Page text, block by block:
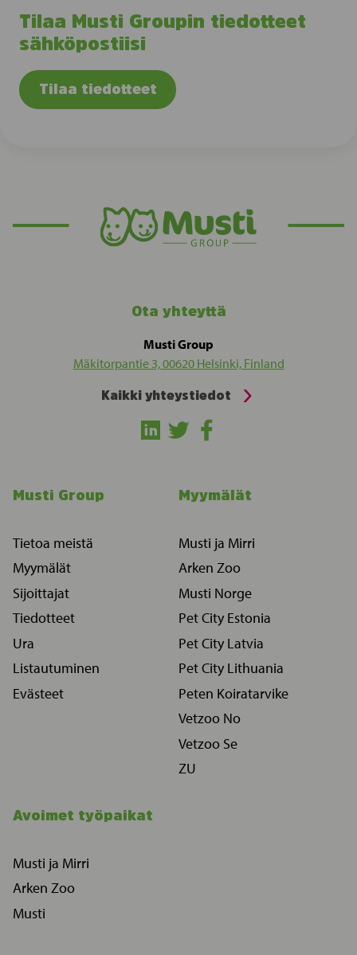
Tilaa Musti Groupin tiedotteet
sähköpostiisi
Tilaa tiedotteet
Ota yhteyttä
Musti Group
Mäkitorpantie 3, 00620 Helsinki, Finland
Kaikki yhteystiedot
Musti Group
Tietoa meistä
Myymälät
Sijoittajat
Tiedotteet
Ura
Listautuminen
Evästeet
Myymälät
Musti ja Mirri
Arken Zoo
Musti Norge
Pet City Estonia
Pet City Latvia
Pet City Lithuania
Peten Koiratarvike
Vetzoo No
Vetzoo Se
ZU
Avoimet työpaikat
Musti ja Mirri
Arken Zoo
Musti